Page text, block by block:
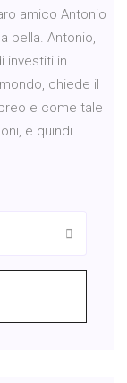
amico Antonio
bella. Antonio,
investiti in
chiede il
e come tale
e quindi